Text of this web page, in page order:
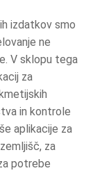
izdatkov smo
ne
V sklopu tega
za
in kontrole
aplikacije za
za
potrebe